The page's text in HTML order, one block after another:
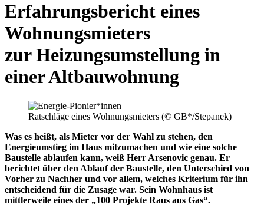
Erfahrungsbericht eines
Wohnungsmieters
zur Heizungsumstellung in
einer Altbauwohnung
Ratschläge eines Wohnungsmieters (© GB*/Stepanek)
Was es heißt, als Mieter vor der Wahl zu stehen, den
Energieumstieg im Haus mitzumachen und wie eine solche
Baustelle ablaufen kann, weiß Herr Arsenovic genau. Er
berichtet über den Ablauf der Baustelle, den Unterschied von
Vorher zu Nachher und vor allem, welches Kriterium für ihn
entscheidend für die Zusage war. Sein Wohnhaus ist
mittlerweile eines der „100 Projekte Raus aus Gas“.